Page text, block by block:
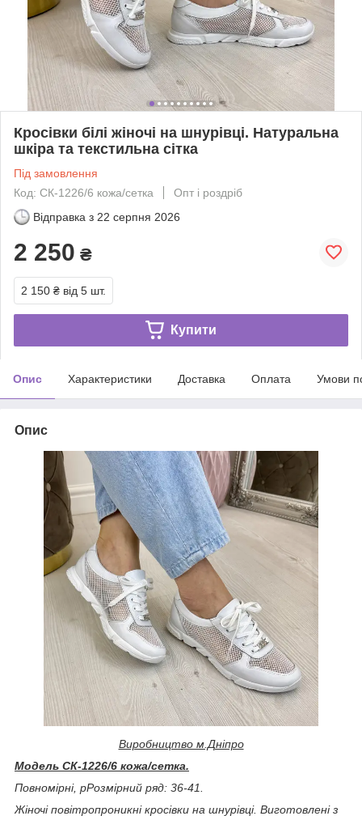
Кросівки білі жіночі на шнурівці. Натуральна
шкіра та текстильна сітка
Під замовлення
Код: СК-1226/6 кожа/сетка
Опт і роздріб
Відправка з 22 серпня 2026
2 250 ₴
2 150 ₴ від 5 шт.
Купити
Опис Характеристики Доставка Оплата Умови
Опис
Виробництво м.Дніпро
Модель СК-1226/6 кожа/сетка.
Повномірні, рРозмірний ряд: 36-41.
Жіночі повітропроникні кросівки на шнурівці. Виготовлені з